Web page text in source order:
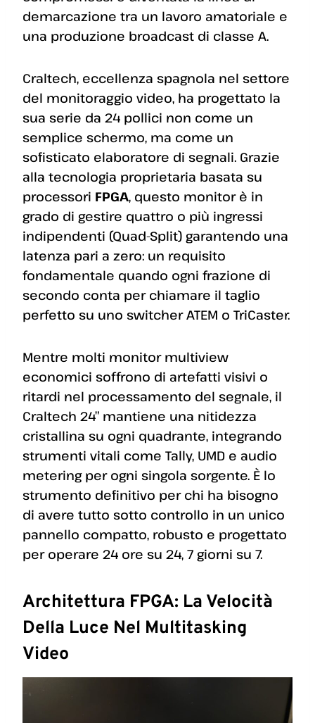
demarcazione tra un lavoro amatoriale e
una produzione broadcast di classe A.
Craltech, eccellenza spagnola nel settore
del monitoraggio video, ha progettato la
sua serie da 24 pollici non come un
semplice schermo, ma come un
sofisticato elaboratore di segnali. Grazie
alla tecnologia proprietaria basata su
processori FPGA, questo monitor è in
grado di gestire quattro o più ingressi
indipendenti (Quad-Split) garantendo una
latenza pari a zero: un requisito
fondamentale quando ogni frazione di
secondo conta per chiamare il taglio
perfetto su uno switcher ATEM o TriCaster.
Mentre molti monitor multiview
economici soffrono di artefatti visivi o
ritardi nel processamento del segnale, il
Craltech 24” mantiene una nitidezza
cristallina su ogni quadrante, integrando
strumenti vitali come Tally, UMD e audio
metering per ogni singola sorgente. È lo
strumento definitivo per chi ha bisogno
di avere tutto sotto controllo in un unico
pannello compatto, robusto e progettato
per operare 24 ore su 24, 7 giorni su 7.
Architettura FPGA: La Velocità
Della Luce Nel Multitasking
Video